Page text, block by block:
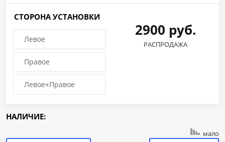
СТОРОНА УСТАНОВКИ
Левое
Правое
Левое+Правое
2900 руб.
РАСПРОДАЖА
НАЛИЧИЕ:
мало